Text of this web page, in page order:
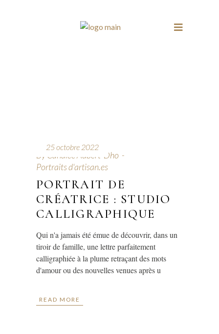
25 octobre 2022
By Candice Aubert-Dho
Portraits d'artisan.es
PORTRAIT DE
CRÉATRICE : STUDIO
CALLIGRAPHIQUE
Qui n'a jamais été émue de découvrir, dans un
tiroir de famille, une lettre parfaitement
calligraphiée à la plume retraçant des mots
d'amour ou des nouvelles venues après u
READ MORE